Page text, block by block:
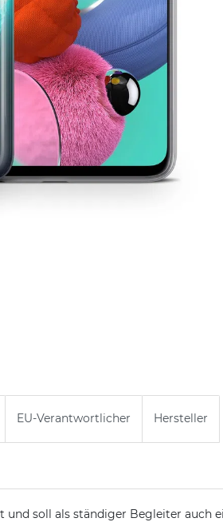
EU-Verantwortlicher Hersteller
und soll als ständiger Begleiter auch